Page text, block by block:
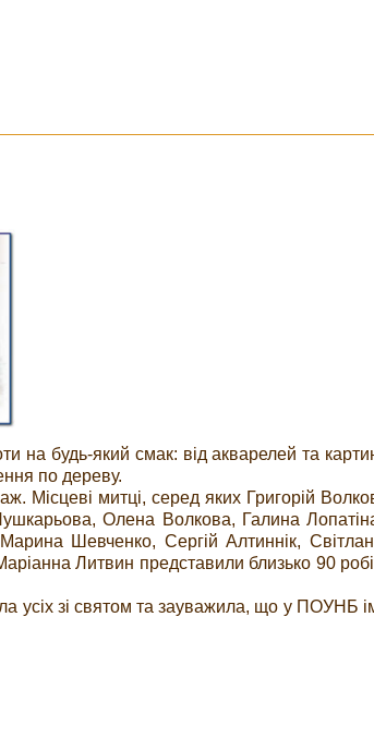
на будь-який смак: від акварелей та
по дереву.
Місцеві митці, серед яких Григорій
Олена Волкова, Галина
Шевченко, Сергій Алтиннік,
Литвин представили близько 90
усіх зі святом та зауважила, що у ПОУНБ